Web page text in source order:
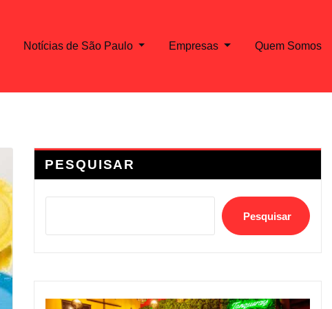
Notícias de São Paulo Empresas Quem Somos
PESQUISAR
Pesquisar